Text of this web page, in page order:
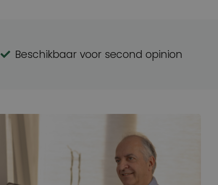
Beschikbaar voor second opinion